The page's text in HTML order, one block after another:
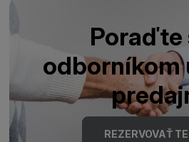
Poraďte
odborníkom
REZERVOVAŤ